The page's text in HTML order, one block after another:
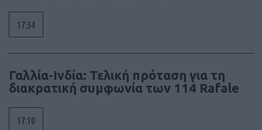
17:34
Γαλλία-Ινδία: Τελική πρόταση για τη
διακρατική συμφωνία των 114 Rafale
17:10